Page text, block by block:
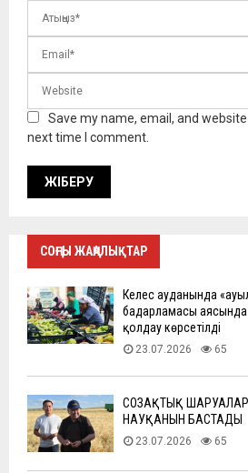
Save my name, email, and
next time I comment.
СОҢҒЫ ЖАҢАЛЫҚТАР
Келес ауданында
бағдарламасы
қолдау көрсетілді
23.07.2026 65
СОЗАҚТЫҚ
НАУҚАНЫН БАСТАДЫ
23.07.2026 65